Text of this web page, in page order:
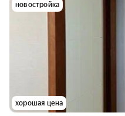
новостройка
хорошая цена